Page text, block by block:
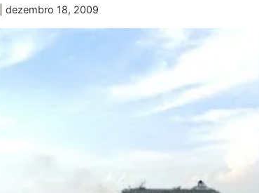
| dezembro 18, 2009